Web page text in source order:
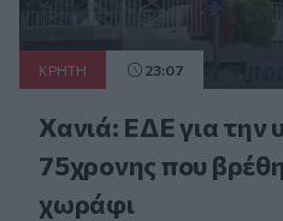
ΚΡΗΤΗ 23:07
Χανιά: ΕΔΕ για την
75χρονης που
χωράφι